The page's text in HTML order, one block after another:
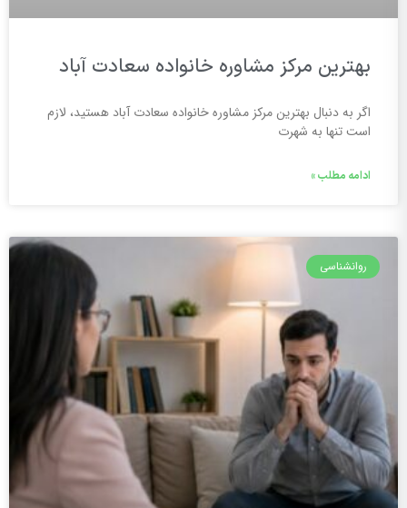
بهترین مرکز مشاوره خانواده سعادت آباد
اگر به دنبال بهترین مرکز مشاوره خانواده سعادت آباد هستید، لازم
است تنها به شهرت
ادامه مطلب »
روانشناسی